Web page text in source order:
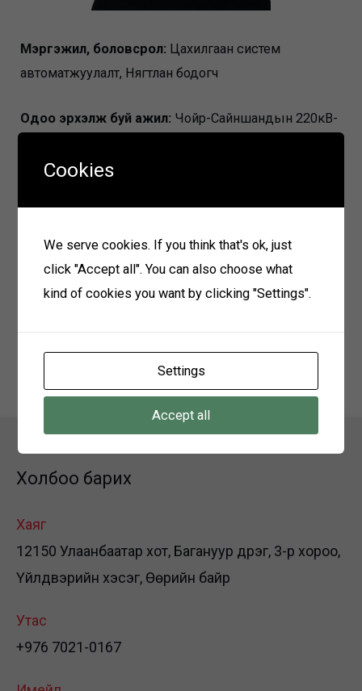
Мэргэжил, боловсрол: Цахилгаан систем
автоматжуулалт, Нягтлан бодогч
Одоо эрхэлж буй ажил: Чойр-Сайншандын 220кВ-
Сайншанд дэд станц, 220/110/35 кВ-ын Чойр дэд
ТУЗ-ийн гишүүнээр томилогдсон огноо:
ХЭХ-н
2024.07.08-ны өдрийн 07 дугаар тогтоол
Сарын үндсэн цалин:1200000
Холбоо барих
Хаяг
12150 Улаанбаатар хот, Багануур дүүрэг, 3-р хороо,
Үйлдвэрийн хэсэг, Өөрийн байр
Утас
+976 7021-0167
Cookies
We serve cookies. If you think that's ok, just
click "Accept all". You can also choose what
kind of cookies you want by clicking "Settings".
Settings
Accept all